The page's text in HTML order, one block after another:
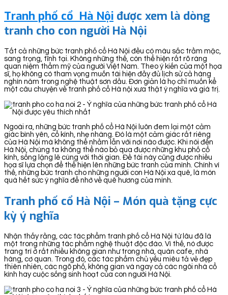
Tranh phố cổ Hà Nội được xem là dòng
tranh cho con người Hà Nội
Tất cả những bức tranh phố cổ Hà Nội đều có màu sắc trầm mặc,
sang trọng, tĩnh tại. Không những thế, còn thể hiện rất rõ ràng
quan niệm thẩm mỹ của người Việt Nam. Theo ý kiến của một họa
sĩ, họ không có tham vọng muốn tái hiện đầy đủ lịch sử cả hàng
nghìn năm trong nghệ thuật sơn dầu. Đơn giản là họ chỉ muốn kể
một câu chuyện về tranh phố cổ Hà nội xưa thật ý nghĩa và giá trị.
Ngoài ra, những bức tranh phố cổ Hà Nội luôn đem lại một cảm
giác bình yên, cổ kính, nhẹ nhàng. Đó là một cảm giác rất riêng
của Hà Nội mà không thể nhầm lẫn với nơi nào được. Khi nói đến
Hà Nội, chúng ta không thể nào bỏ qua được những khu phố cổ
kính, sống lặng lẽ cùng với thời gian. Đề tài này cũng được nhiều
họa sĩ lựa chọn để thể hiện lên những bức tranh của mình. Chính vì
thế, những bức tranh cho những người con Hà Nội xa quê, là món
quà hết sức ý nghĩa để nhớ về quê hương của mình.
Tranh phố cổ Hà Nội – Món quà tặng cực
kỳ ý nghĩa
Nhận thấy rằng, các tác phẩm tranh phố cổ Hà Nội từ lâu đã là
một trong những tác phẩm nghệ thuật độc đáo. Vì thế, nó được
trang trí ở rất nhiều không gian như trong nhà, quán cafe, nhà
hàng, cơ quan. Trong đó, các tác phẩm chủ yếu miêu tả vẻ đẹp
thiên nhiên, các ngõ phố, không gian và ngay cả các ngôi nhà cổ
kính hay cuộc sống sinh hoạt của con người Hà Nội.